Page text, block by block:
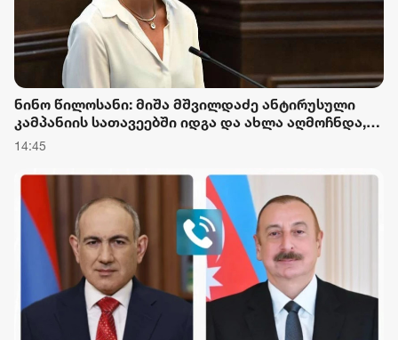
ნინო წილოსანი: მიშა მშვილდაძე ანტირუსული
კამპანიის სათავეებში იდგა და ახლა აღმოჩნდა,
რომ პირდაპირ რუსეთის მოქალაქეებისგან აქვს
წესრიგით წლებია ოპოზიციის პოლიტიკა იქმნებოდ
14:45